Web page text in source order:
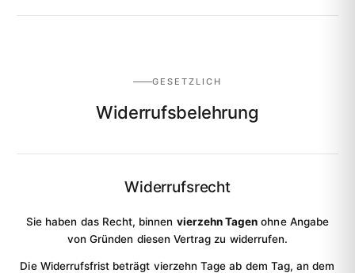
GESETZLICH
Widerrufsbelehrung
Widerrufsrecht
Sie haben das Recht, binnen vierzehn Tagen ohne Angabe
von Gründen diesen Vertrag zu widerrufen.
Die Widerrufsfrist beträgt vierzehn Tage ab dem Tag, an dem